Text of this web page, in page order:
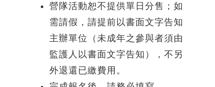
營隊活動恕不提供單日分售；如
需請假，請提前以書面文字告知
主辦單位（未成年之參與者須由
監護人以書面文字告知），不另
外退還已繳費用。